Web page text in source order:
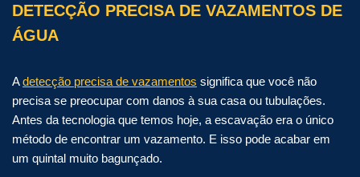
DETECÇÃO PRECISA DE VAZAMENTOS DE
ÁGUA
Adetecção precisa de vazamentos significa que você não
precisa se preocupar com danos à sua casa ou tubulações.
Antes da tecnologia que temos hoje, a escavação era o único
método de encontrar um vazamento. E isso pode acabar em
um quintal muito bagunçado.